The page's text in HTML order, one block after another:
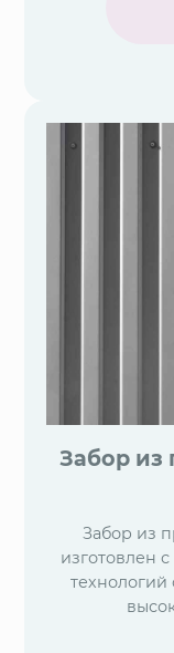
Забор из
Забор из
изготовлен